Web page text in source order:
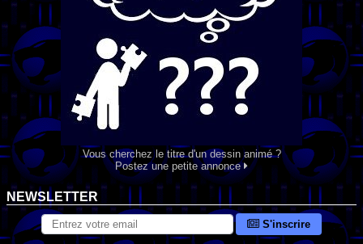
Vous cherchez le titre d'un dessin animé ?
Postez une petite annonce
NEWSLETTER
S'inscrire